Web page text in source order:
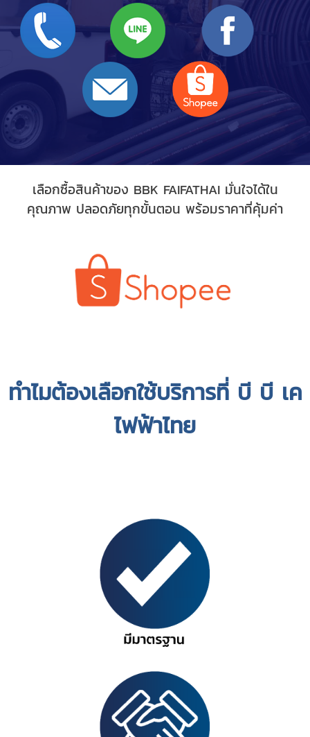
เลือกซื้อสินค้าของ BBK FAIFATHAI มั่นใจได้ใน
คุณภาพ ปลอดภัยทุกขั้นตอน พร้อมราคาที่คุ้มค่า
ทำไมต้องเลือกใช้บริการที่ บี บี เค
ไฟฟ้าไทย